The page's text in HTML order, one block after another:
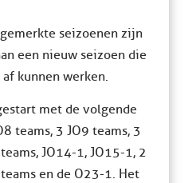
seizoenen zijn
een nieuw seizoen die
kunnen werken.
met de volgende
teams, 3 JO9 teams, 3
JO14-1, JO15-1, 2
en de O23-1. Het